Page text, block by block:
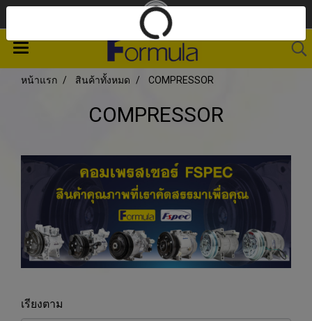
หน้าแรก สินค้าทั้งหมด COMPRESSOR
COMPRESSOR
เรียงตาม